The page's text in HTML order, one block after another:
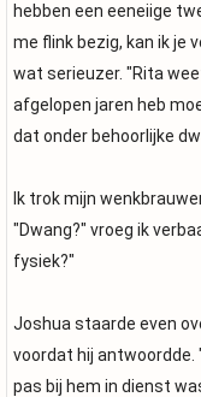
hebben een eeneiige
me flink bezig, kan ik je
wat serieuzer. "Rita
afgelopen jaren heb
dat onder behoorlijke
Ik trok mijn
"Dwang?" vroeg ik
fysiek?"
Joshua staarde even
voordat hij antwoordde.
pas bij hem in dienst